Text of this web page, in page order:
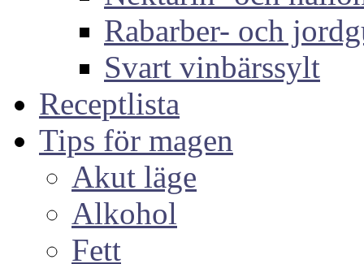
Rabarber- och
Svart vinbärssylt
Receptlista
Tips för magen
Akut läge
Alkohol
Fett